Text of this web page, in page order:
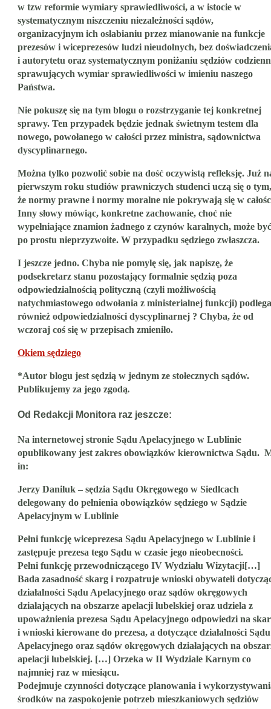
w tzw reformie wymiary sprawiedliwości, a w istocie w
systematycznym niszczeniu niezależności sądów,
organizacyjnym ich osłabianiu przez mianowanie na funkcje
prezesów i wiceprezesów ludzi nieudolnych, bez
i autorytetu oraz systematycznym poniżaniu sędziów
sprawujących wymiar sprawiedliwości w imieniu naszego
Państwa.
Nie pokuszę się na tym blogu o rozstrzyganie tej konkretnej
sprawy. Ten przypadek będzie jednak świetnym testem dla
nowego, powołanego w całości przez ministra, sądownictwa
dyscyplinarnego.
Można tylko pozwolić sobie na dość oczywistą refleksję. Już
pierwszym roku studiów prawniczych studenci uczą się o tym,
że normy prawne i normy moralne nie pokrywają się w
Inny słowy mówiąc, konkretne zachowanie, choć nie
wypełniające znamion żadnego z czynów karalnych, może być
po prostu nieprzyzwoite. W przypadku sędziego zwłaszcza.
I jeszcze jedno. Chyba nie pomylę się, jak napiszę, że
podsekretarz stanu pozostający formalnie sędzią poza
odpowiedzialnością polityczną (czyli możliwością
natychmiastowego odwołania z ministerialnej funkcji) podlega
również odpowiedzialności dyscyplinarnej ? Chyba, że od
wczoraj coś się w przepisach zmieniło.
Okiem sędziego
*Autor blogu jest sędzią w jednym ze stołecznych sądów.
Publikujemy za jego zgodą.
Od Redakcji Monitora raz jeszcze:
Na internetowej stronie Sądu Apelacyjnego w Lublinie
opublikowany jest zakres obowiązków kierownictwa Sądu.
in:
Jerzy Daniluk – sędzia Sądu Okręgowego w Siedlcach
delegowany do pełnienia obowiązków sędziego w Sądzie
Apelacyjnym w Lublinie
Pełni funkcję wiceprezesa Sądu Apelacyjnego w Lublinie i
zastępuje prezesa tego Sądu w czasie jego nieobecności.
Pełni funkcję przewodniczącego IV Wydziału Wizytacji[…]
Bada zasadność skarg i rozpatruje wnioski obywateli
działalności Sądu Apelacyjnego oraz sądów okręgowych
działających na obszarze apelacji lubelskiej oraz udziela z
upoważnienia prezesa Sądu Apelacyjnego odpowiedzi na
i wnioski kierowane do prezesa, a dotyczące działalności Sądu
Apelacyjnego oraz sądów okręgowych działających na
apelacji lubelskiej. […] Orzeka w II Wydziale Karnym co
najmniej raz w miesiącu.
Podejmuje czynności dotyczące planowania i
środków na zaspokojenie potrzeb mieszkaniowych sędziów